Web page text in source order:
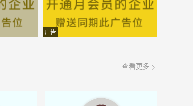
面议 08-06
面议 08-06
广告
查看更多